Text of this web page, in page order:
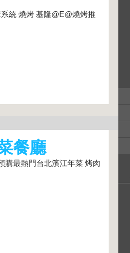
統 燒烤 基隆@E@燒烤推
餐廳
購最熱門台北濱江年菜 烤肉